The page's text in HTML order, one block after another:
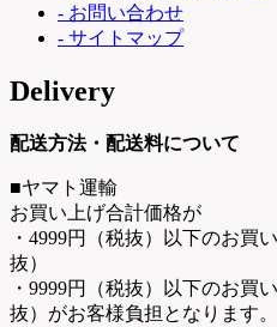
- お問い合わせ
- サイトマップ
Delivery
配送方法・配送料について
■ヤマト運輸
お買い上げ合計価格が
・4999円（税抜）以下のお買
抜）
・9999円（税抜）以下のお買
抜）がお客様負担となります。